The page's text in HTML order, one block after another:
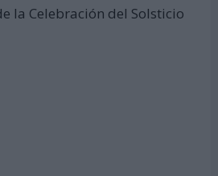
la Celebración del Solsticio